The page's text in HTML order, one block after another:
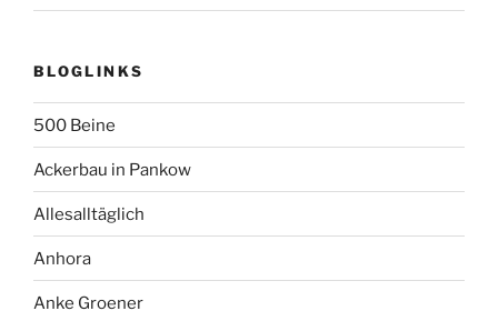
BLOGLINKS
500 Beine
Ackerbau in Pankow
Allesalltäglich
Anhora
Anke Groener